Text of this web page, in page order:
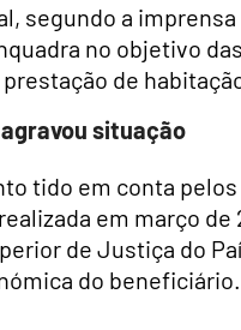
segundo a
no objetivo
de
situação
tido em conta
em março
de Justiça do
do beneficiário.